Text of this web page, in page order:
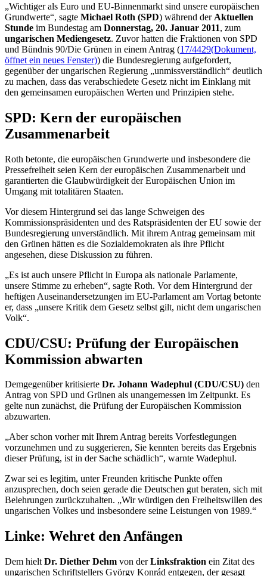
„Wichtiger als Euro und EU-Binnenmarkt sind unsere europäischen
Grundwerte“, sagte Michael Roth (SPD) während der Aktuellen
Stunde im Bundestag am Donnerstag, 20. Januar 2011, zum
ungarischen Mediengesetz. Zuvor hatten die Fraktionen von SPD
und Bündnis 90/Die Grünen in einem Antrag (17/4429(Dokument,
öffnet ein neues Fenster)) die Bundesregierung aufgefordert,
gegenüber der ungarischen Regierung „unmissverständlich“ deutlich
zu machen, dass das verabschiedete Gesetz nicht im Einklang mit
den gemeinsamen europäischen Werten und Prinzipien stehe.
SPD: Kern der europäischen
Zusammenarbeit
Roth betonte, die europäischen Grundwerte und insbesondere die
Pressefreiheit seien Kern der europäischen Zusammenarbeit und
garantierten die Glaubwürdigkeit der Europäischen Union im
Umgang mit totalitären Staaten.
Vor diesem Hintergrund sei das lange Schweigen des
Kommissionspräsidenten und des Ratspräsidenten der EU sowie der
Bundesregierung unverständlich. Mit ihrem Antrag gemeinsam mit
den Grünen hätten es die Sozialdemokraten als ihre Pflicht
angesehen, diese Diskussion zu führen.
„Es ist auch unsere Pflicht in Europa als nationale Parlamente,
unsere Stimme zu erheben“, sagte Roth. Vor dem Hintergrund der
heftigen Auseinandersetzungen im EU-Parlament am Vortag betonte
er, dass „unsere Kritik dem Gesetz selbst gilt, nicht dem ungarischen
Volk“.
CDU/CSU: Prüfung der Europäischen
Kommission abwarten
Demgegenüber kritisierte Dr. Johann Wadephul (CDU/CSU) den
Antrag von SPD und Grünen als unangemessen im Zeitpunkt. Es
gelte nun zunächst, die Prüfung der Europäischen Kommission
abzuwarten.
„Aber schon vorher mit Ihrem Antrag bereits Vorfestlegungen
vorzunehmen und zu suggerieren, Sie kennten bereits das Ergebnis
dieser Prüfung, ist in der Sache schädlich“, warnte Wadephul.
Zwar sei es legitim, unter Freunden kritische Punkte offen
anzusprechen, doch seien gerade die Deutschen gut beraten, sich mit
Belehrungen zurückzuhalten. „Wir würdigen den Freiheitswillen des
ungarischen Volkes und insbesondere seine Leistungen von 1989.“
Linke: Wehret den Anfängen
Dem hielt Dr. Diether Dehm von derLinksfraktion ein Zitat des
ungarischen Schriftstellers György Konrád entgegen, der gesagt